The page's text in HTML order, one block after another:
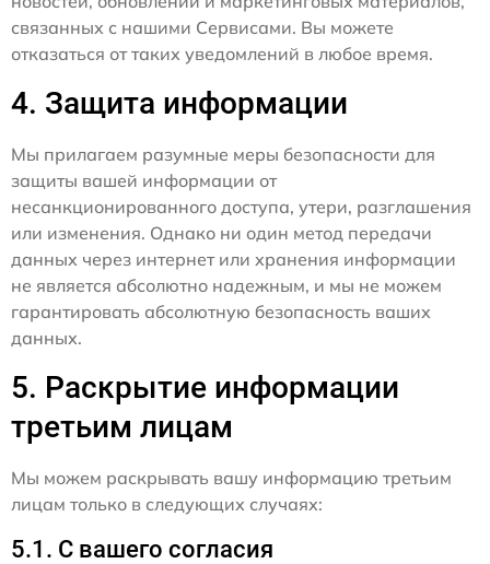
связанных с нашими Сервисами. Вы можете
отказаться от таких уведомлений в любое время.
4. Защита информации
Мы прилагаем разумные меры безопасности для
защиты вашей информации от
несанкционированного доступа, утери, разглашения
или изменения. Однако ни один метод передачи
данных через интернет или хранения информации
не является абсолютно надежным, и мы не можем
гарантировать абсолютную безопасность ваших
данных.
5. Раскрытие информации
третьим лицам
Мы можем раскрывать вашу информацию третьим
лицам только в следующих случаях:
5.1. С вашего согласия